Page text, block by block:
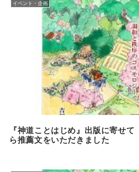
イベント・企画
『神道ことはじめ』出版に寄せ
ら推薦文をいただきました